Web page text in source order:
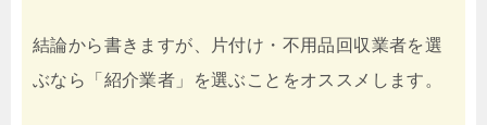
結論から書きますが、片付け・不用品回収業者を選
ぶなら「紹介業者」を選ぶことをオススメします。